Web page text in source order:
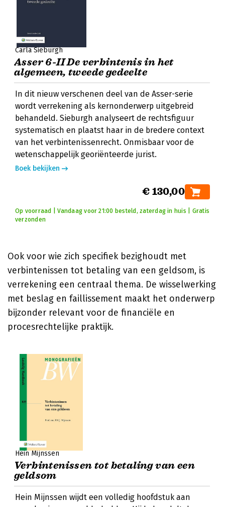
Carla Sieburgh
Asser 6-II De verbintenis in het
algemeen, tweede gedeelte
In dit nieuw verschenen deel van de Asser-serie
wordt verrekening als kernonderwerp uitgebreid
behandeld. Sieburgh analyseert de rechtsfiguur
systematisch en plaatst haar in de bredere context
van het verbintenissenrecht. Onmisbaar voor de
wetenschappelijk georiënteerde jurist.
Boek bekijken
€ 130,00
Op voorraad | Vandaag voor 21:00 besteld, zaterdag in huis | Gratis
verzonden
Ook voor wie zich specifiek bezighoudt met
verbintenissen tot betaling van een geldsom, is
verrekening een centraal thema. De wisselwerking
met beslag en faillissement maakt het onderwerp
bijzonder relevant voor de financiële en
procesrechtelijke praktijk.
Hein Mijnssen
Verbintenissen tot betaling van een
geldsom
Hein Mijnssen wijdt een volledig hoofdstuk aan